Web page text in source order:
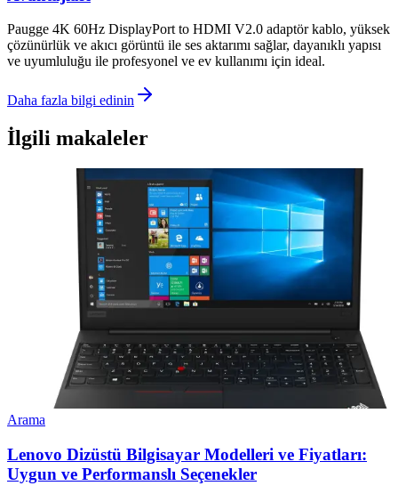
Paugge 4K 60Hz DisplayPort to HDMI V2.0 adaptör kablo, yüksek
çözünürlük ve akıcı görüntü ile ses aktarımı sağlar, dayanıklı yapısı
ve uyumluluğu ile profesyonel ve ev kullanımı için ideal.
Daha fazla bilgi edinin
İlgili makaleler
Arama
Lenovo Dizüstü Bilgisayar Modelleri ve Fiyatları:
Uygun ve Performanslı Seçenekler